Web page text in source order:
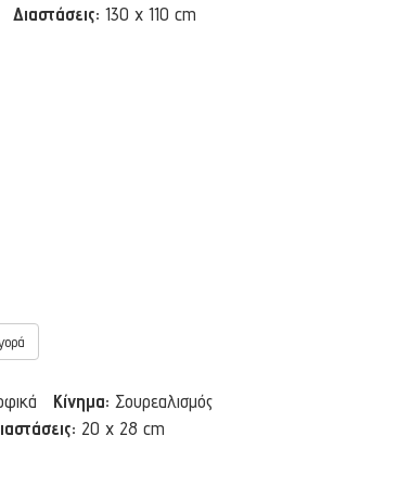
Διαστάσεις: 130 x 110 cm
Κίνημα: Σουρεαλισμός
20 x 28 cm